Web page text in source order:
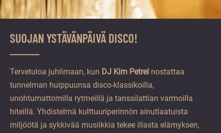
SUOJAN YSTÄVÄNPÄIVÄ DISCO!
Tervetuloa juhlimaan, kun DJ Kim Petrel nostattaa
tunnelman huippuunsa disco-klassikoilla,
unohtumattomilla rytmeillä ja tanssilattian varmoilla
hiteillä. Yhdistelmä kulttuuriperinnön ainutlaatuista
miljöötä ja sykkivää musiikkia tekee illasta elämyksen,